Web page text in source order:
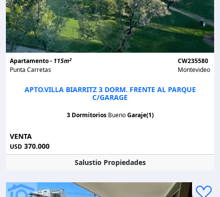
Apartamento - 115m2
Punta Carretas
CW235580
Montevideo
APTO.VILLA BIARRITZ 3 DORM. FRENTE AL PARQUE
C/GARAGE
3 Dormitorios BuenoGaraje(1)
VENTA
USD 370.000
Salustio Propiedades